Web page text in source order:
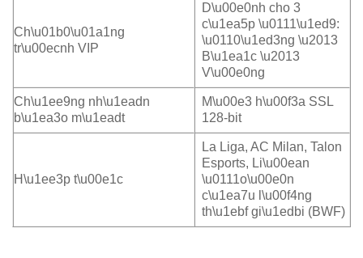
Ch\u01b0\u01a1ng
tr\u00ecnh VIP
D\u00e0nh cho 3
c\u1ea5p \u0111\u1ed9:
\u0110\u1ed3ng \u2013
B\u1ea1c \u2013
V\u00e0ng
Ch\u1ee9ng nh\u1eadn
b\u1ea3o m\u1eadt
M\u00e3 h\u00f3a SSL
128-bit
H\u1ee3p t\u00e1c
La Liga, AC Milan, Talon
Esports, Li\u00ean
\u0111o\u00e0n
c\u1ea7u l\u00f4ng
th\u1ebf gi\u1edbi (BWF)